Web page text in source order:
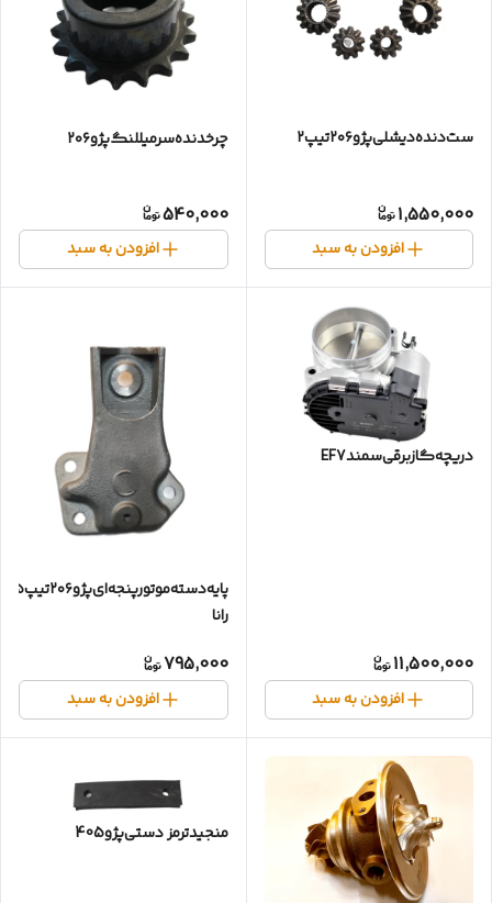
ست‌دنده‌دیشلی‌پژو۲۰۶تیپ۲
1,550,000
افزودن به سبد
چرخدنده‌سرمیللنگ‌پژو۲۰۶
540,000
افزودن به سبد
دریچه‌گاز‌برقی‌سمندEF7
11,500,000
افزودن به سبد
رانا
795,000
افزودن به سبد
منجید‌ترمز دستی‌پژو405